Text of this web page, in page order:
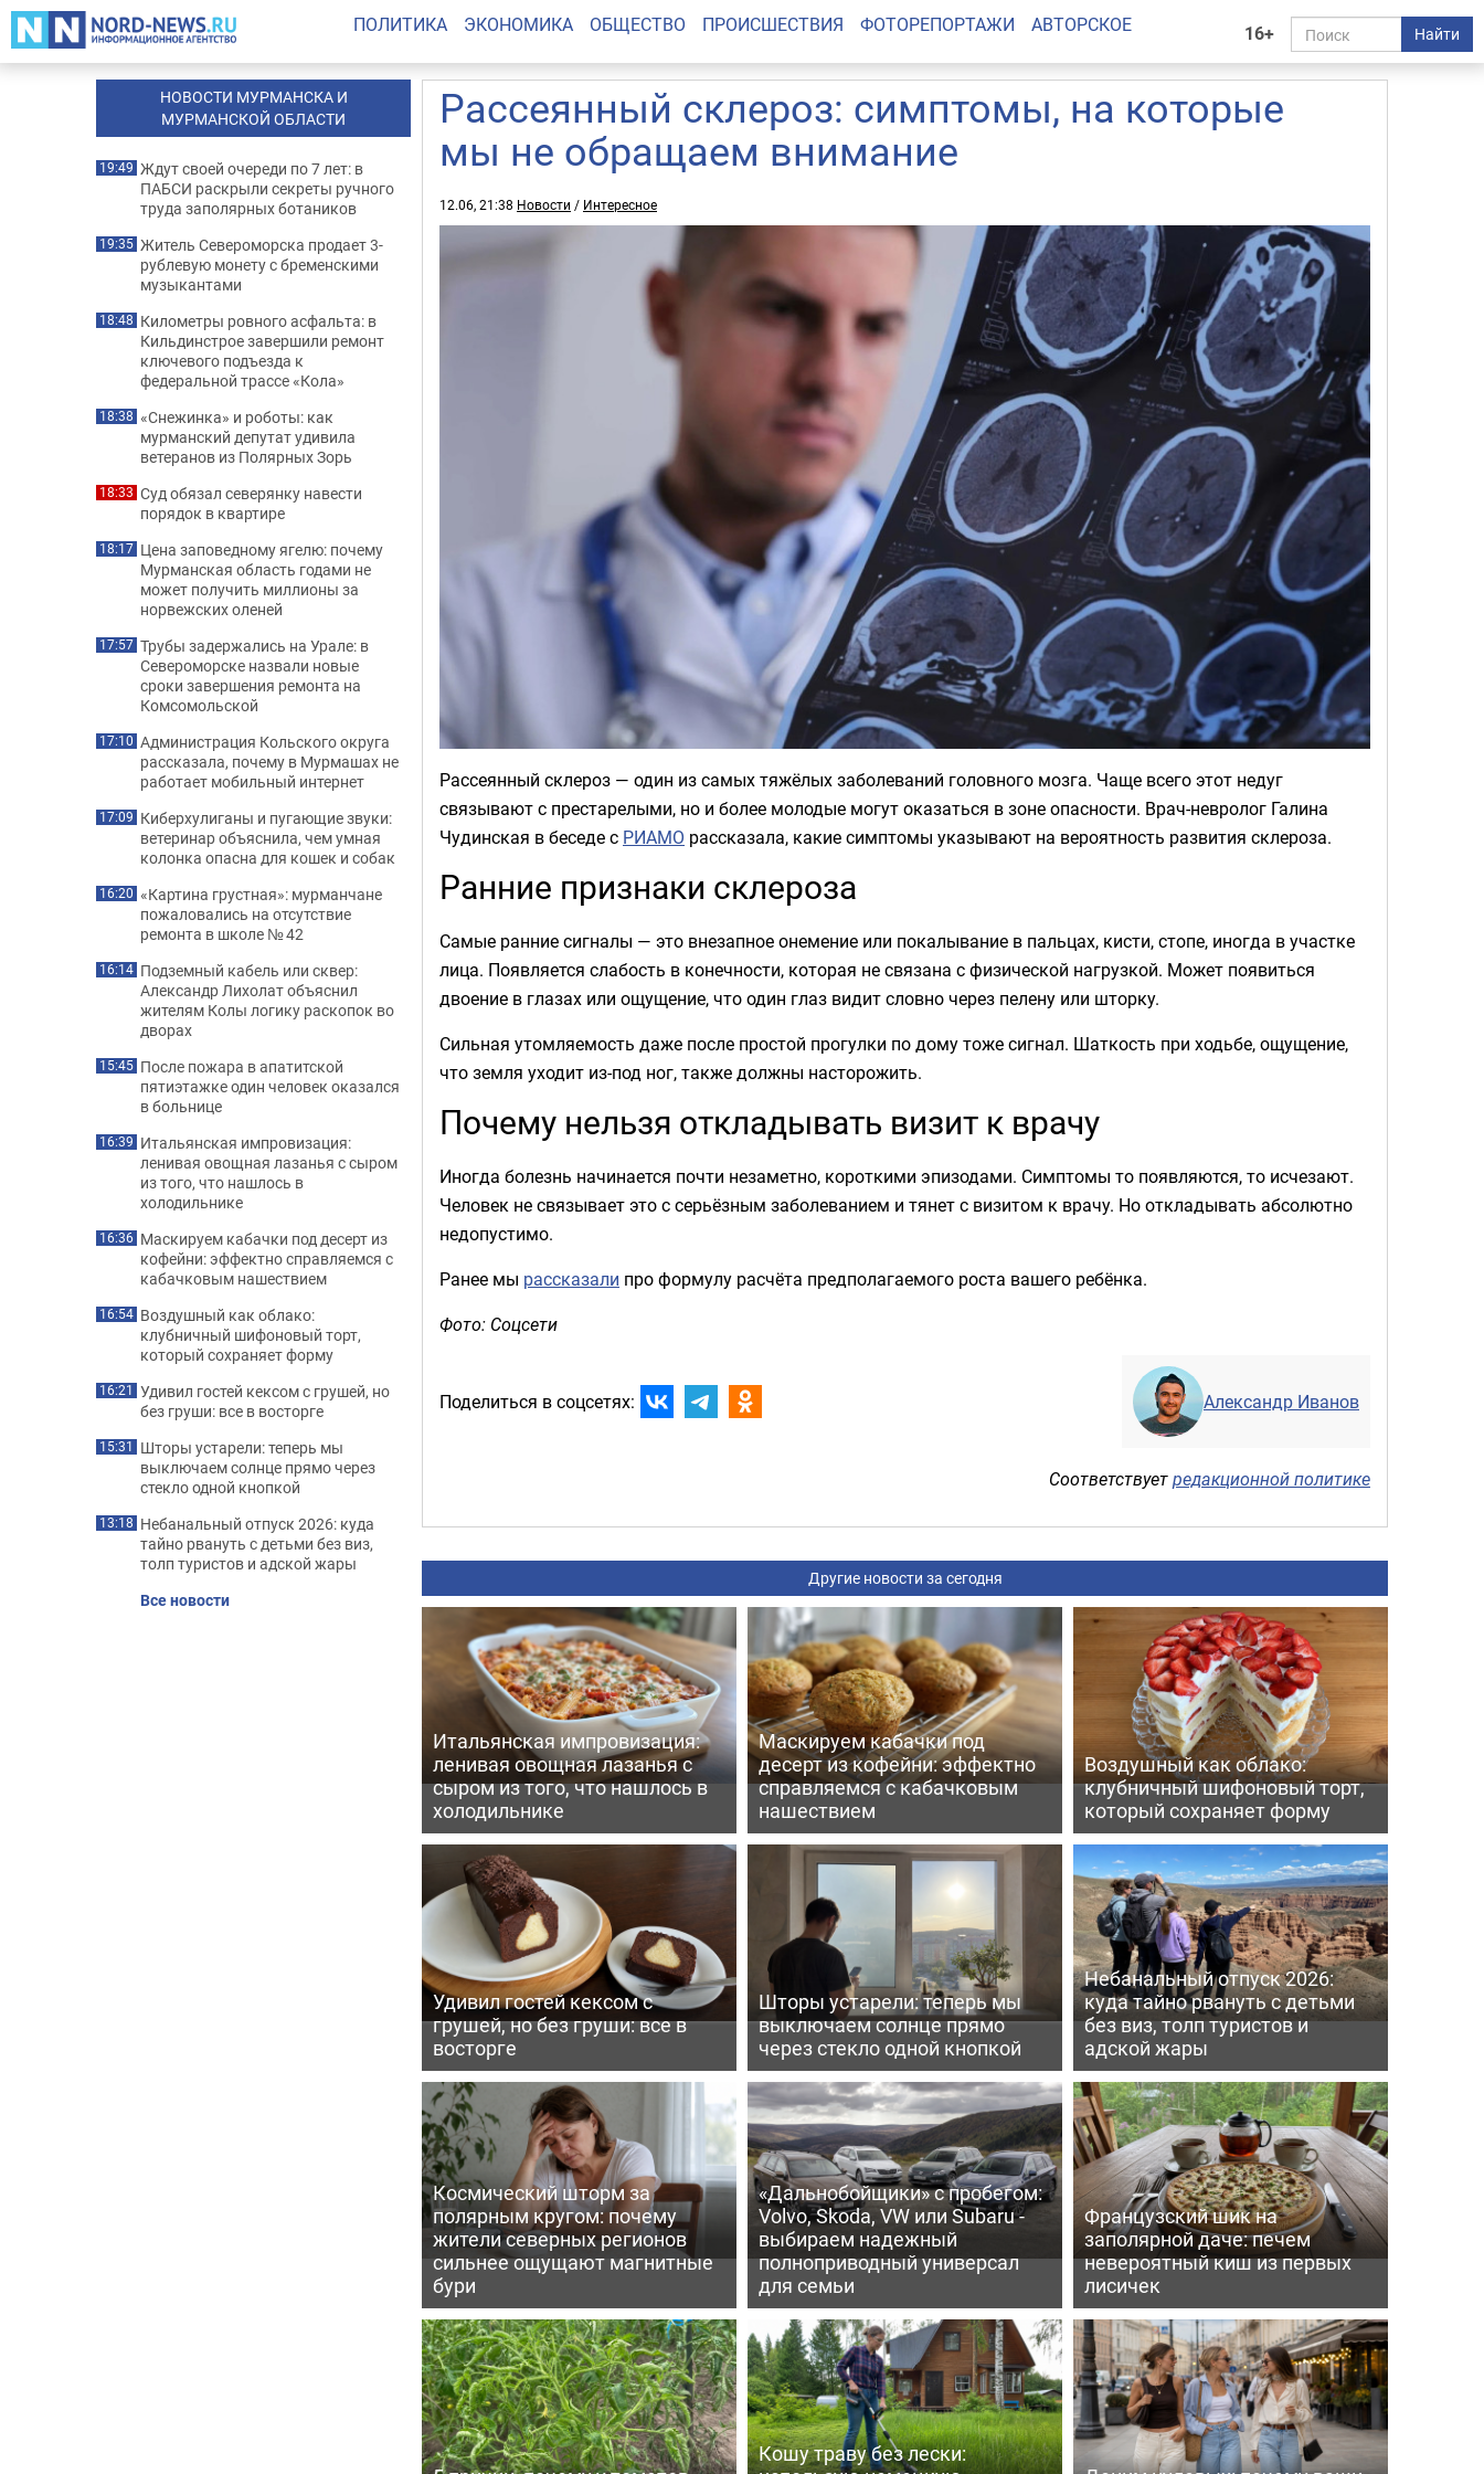
16+ Найти
ПОЛИТИКА ЭКОНОМИКА ОБЩЕСТВО ПРОИСШЕСТВИЯ ФОТОРЕПОРТАЖИ АВТОРСКОЕ
Рассеянный склероз: симптомы, на которые
мы не обращаем внимание
12.06, 21:38 Новости / Интересное
Рассеянный склероз — один из самых тяжёлых заболеваний головного мозга. Чаще всего этот недуг
связывают с престарелыми, но и более молодые могут оказаться в зоне опасности. Врач-невролог Галина
Чудинская в беседе с РИАМО рассказала, какие симптомы указывают на вероятность развития склероза.
Ранние признаки склероза
Самые ранние сигналы — это внезапное онемение или покалывание в пальцах, кисти, стопе, иногда в участке
лица. Появляется слабость в конечности, которая не связана с физической нагрузкой. Может появиться
двоение в глазах или ощущение, что один глаз видит словно через пелену или шторку.
Сильная утомляемость даже после простой прогулки по дому тоже сигнал. Шаткость при ходьбе, ощущение,
что земля уходит из-под ног, также должны насторожить.
Почему нельзя откладывать визит к врачу
Иногда болезнь начинается почти незаметно, короткими эпизодами. Симптомы то появляются, то исчезают.
Человек не связывает это с серьёзным заболеванием и тянет с визитом к врачу. Но откладывать абсолютно
недопустимо.
Ранее мы рассказали про формулу расчёта предполагаемого роста вашего ребёнка.
Фото: Соцсети
Поделиться в соцсетях: Александр Иванов
Соответствуетредакционной политике
Другие новости за сегодня
Итальянская импровизация:
ленивая овощная лазанья с
сыром из того, что нашлось в
холодильнике
Маскируем кабачки под
десерт из кофейни: эффектно
справляемся с кабачковым
нашествием
Воздушный как облако:
клубничный шифоновый торт,
который сохраняет форму
Удивил гостей кексом с
грушей, но без груши: все в
восторге
Шторы устарели: теперь мы
выключаем солнце прямо
через стекло одной кнопкой
Небанальный отпуск 2026:
куда тайно рвануть с детьми
без виз, толп туристов и
адской жары
Космический шторм за
полярным кругом: почему
жители северных регионов
сильнее ощущают магнитные
бури
«Дальнобойщики» с пробегом:
Volvo, Skoda, VW или Subaru -
выбираем надежный
полноприводный универсал
для семьи
Французский шик на
заполярной даче: печем
невероятный киш из первых
лисичек
Кошу траву без лески:
НОВОСТИ МУРМАНСКА И
МУРМАНСКОЙ ОБЛАСТИ
19:49 Ждут своей очереди по 7 лет: в
ПАБСИ раскрыли секреты ручного
труда заполярных ботаников
19:35 Житель Североморска продает 3-
рублевую монету с бременскими
музыкантами
18:48 Километры ровного асфальта: в
Кильдинстрое завершили ремонт
ключевого подъезда к
федеральной трассе «Кола»
18:38 «Снежинка» и роботы: как
мурманский депутат удивила
ветеранов из Полярных Зорь
18:33 Суд обязал северянку навести
порядок в квартире
18:17 Цена заповедному ягелю: почему
Мурманская область годами не
может получить миллионы за
норвежских оленей
17:57 Трубы задержались на Урале: в
Североморске назвали новые
сроки завершения ремонта на
Комсомольской
17:10 Администрация Кольского округа
рассказала, почему в Мурмашах не
работает мобильный интернет
17:09 Киберхулиганы и пугающие звуки:
ветеринар объяснила, чем умная
колонка опасна для кошек и собак
16:20 «Картина грустная»: мурманчане
пожаловались на отсутствие
ремонта в школе № 42
16:14 Подземный кабель или сквер:
Александр Лихолат объяснил
жителям Колы логику раскопок во
дворах
15:45 После пожара в апатитской
пятиэтажке один человек оказался
в больнице
16:39 Итальянская импровизация:
ленивая овощная лазанья с сыром
из того, что нашлось в
холодильнике
16:36 Маскируем кабачки под десерт из
кофейни: эффектно справляемся с
кабачковым нашествием
16:54 Воздушный как облако:
клубничный шифоновый торт,
который сохраняет форму
16:21 Удивил гостей кексом с грушей, но
без груши: все в восторге
15:31 Шторы устарели: теперь мы
выключаем солнце прямо через
стекло одной кнопкой
13:18 Небанальный отпуск 2026: куда
тайно рвануть с детьми без виз,
толп туристов и адской жары
Все новости